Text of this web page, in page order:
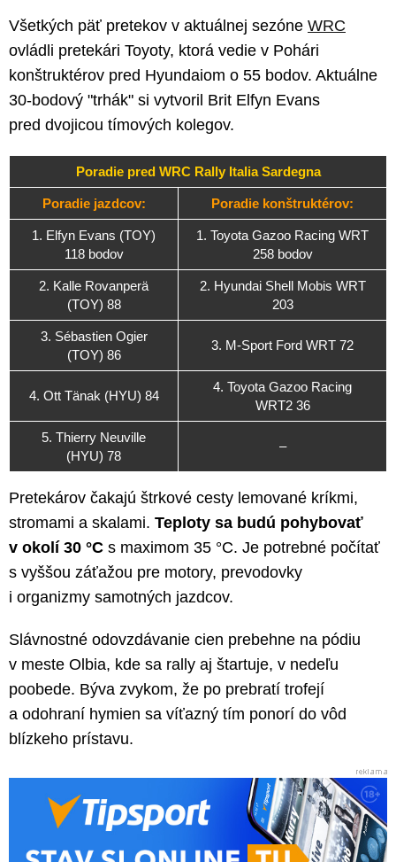
Všetkých päť pretekov v aktuálnej sezóne WRC
ovládli pretekári Toyoty, ktorá vedie v Pohári
konštruktérov pred Hyundaiom o 55 bodov. Aktuálne
30-bodový "trhák" si vytvoril Brit Elfyn Evans
pred dvojicou tímových kolegov.
Poradie pred WRC Rally Italia Sardegna
Poradie jazdcov: Poradie konštruktérov:
1. Elfyn Evans (TOY)
118 bodov
1. Toyota Gazoo Racing WRT
258 bodov
2. Kalle Rovanperä
(TOY) 88
2. Hyundai Shell Mobis WRT
203
3. Sébastien Ogier
(TOY) 86
3. M-Sport Ford WRT 72
4. Ott Tänak (HYU) 84
4. Toyota Gazoo Racing
WRT2 36
5. Thierry Neuville
(HYU) 78
–
Pretekárov čakajú štrkové cesty lemované kríkmi,
stromami a skalami. Teploty sa budú pohybovať
v okolí 30 °C s maximom 35 °C. Je potrebné počítať
s vyššou záťažou pre motory, prevodovky
i organizmy samotných jazdcov.
Slávnostné odovzdávanie cien prebehne na pódiu
v meste Olbia, kde sa rally aj štartuje, v nedeľu
poobede. Býva zvykom, že po prebratí trofejí
a odohraní hymien sa víťazný tím ponorí do vôd
blízkeho prístavu.